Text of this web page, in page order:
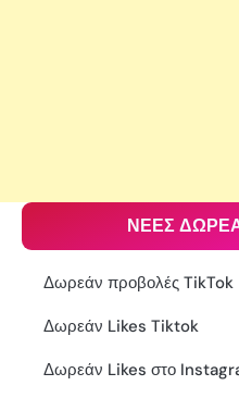
ΝΕΕΣ
Δωρεάν προβολές TikTok
Δωρεάν Likes Tiktok
Δωρεάν Likes στο